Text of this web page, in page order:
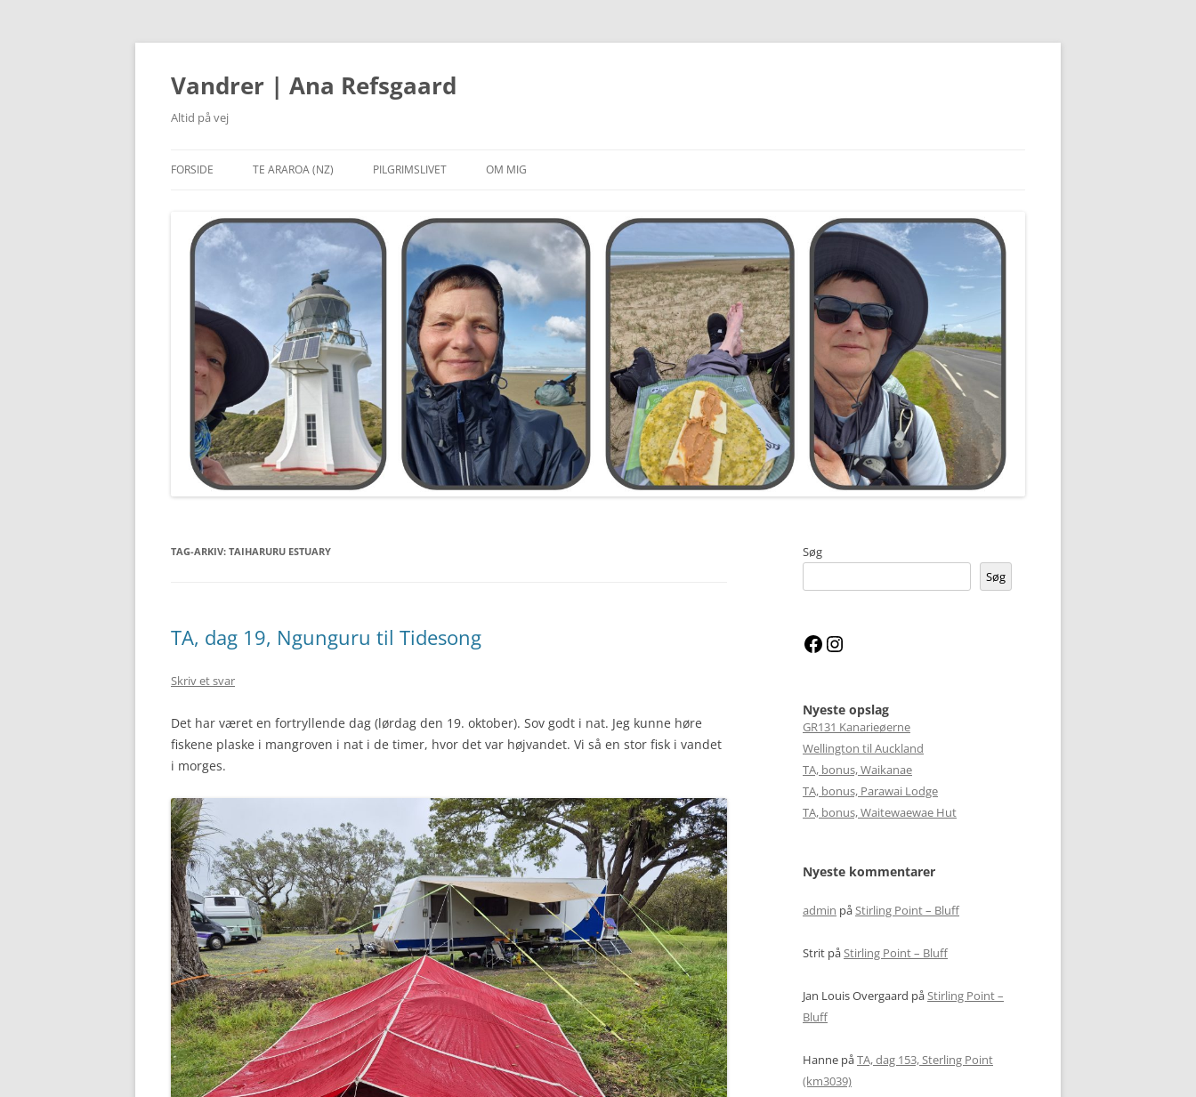
Hop
Vandrer | Ana Refsgaard
Altid på vej
FORSIDE TE ARAROA (NZ) PILGRIMSLIVET OM MIG
TAG-ARKIV: TAIHARURU ESTUARY
TA, dag 19, Ngunguru til Tidesong
Skriv et svar
Det har været en fortryllende dag (lørdag den 19. oktober). Sov godt i nat. Jeg kunne høre
fiskene plaske i mangroven i nat i de timer, hvor det var højvandet. Vi så en stor fisk i vandet
i morges.
Søg
Søg
Facebook
Nyeste opslag
GR131 Kanarieøerne
Wellington til Auckland
TA, bonus, Waikanae
TA, bonus, Parawai Lodge
TA, bonus, Waitewaewae Hut
Nyeste kommentarer
admin påStirling Point – Bluff
Strit påStirling Point – Bluff
Jan Louis Overgaard påStirling Point –
Bluff
Hanne påTA, dag 153, Sterling Point
(km3039)